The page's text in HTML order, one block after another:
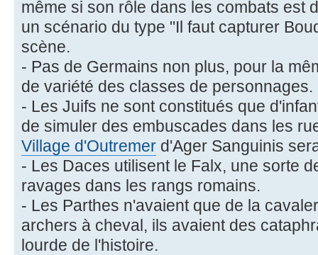
même si son rôle dans les combats est
un scénario du type "Il faut capturer
scène.
- Pas de Germains non plus, pour la
de variété des classes de personnages.
- Les Juifs ne sont constitués que
de simuler des embuscades dans les
Village d'Outremer d'Ager Sanguinis
- Les Daces utilisent le Falx, une sorte
ravages dans les rangs romains.
- Les Parthes n'avaient que de la
archers à cheval, ils avaient des
lourde de l'histoire.